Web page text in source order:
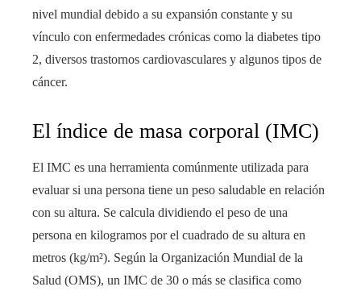
nivel mundial debido a su expansión constante y su
vínculo con enfermedades crónicas como la diabetes tipo
2, diversos trastornos cardiovasculares y algunos tipos de
cáncer.
El índice de masa corporal (IMC)
El IMC es una herramienta comúnmente utilizada para
evaluar si una persona tiene un peso saludable en relación
con su altura. Se calcula dividiendo el peso de una
persona en kilogramos por el cuadrado de su altura en
metros (kg/m²). Según la Organización Mundial de la
Salud (OMS), un IMC de 30 o más se clasifica como